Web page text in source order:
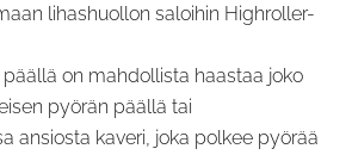
lihashuollon saloihin Highroller-
on mahdollista haastaa joko
pyörän päällä tai
ansiosta kaveri, joka polkee pyörää